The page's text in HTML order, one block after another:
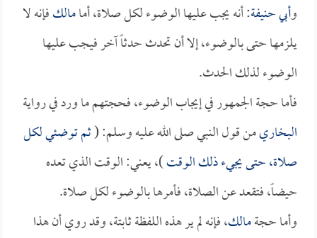
وأبي حنيفة: أنه يجب عليها الوضوء لكل صلاة، أمامالكفإنه لا
يلزمها حتى بالوضوء، إلا أن تحدث حدثاً آخر فيجب عليها
الوضوء لذلك الحدث.
فأما حجة الجمهور في إيجاب الوضوء، فحجتهم ما ورد في رواية
البخاريمن قول النبي صلى الله عليه وسلم: (ثم توضئي لكل
صلاة، حتى يجيء ذلك الوقت)، يعني: الوقت الذي تعده
حيضاً، فتقعد عن الصلاة، فأمرها بالوضوء لكل صلاة.
وأما حجةمالك، فإنه لم ير هذه اللفظة ثابتة، وقد روي أن هذا